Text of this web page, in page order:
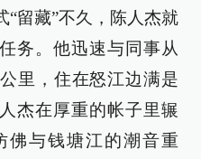
“留藏”不久，陈人杰就
务。他迅速与同事从
里，住在怒江边满是
杰在厚重的帐子里辗
佛与钱塘江的潮音重